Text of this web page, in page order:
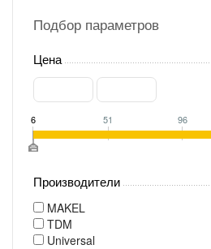
Подбор параметров
Цена
6 51 96
Производители
MAKEL
TDM
Universal